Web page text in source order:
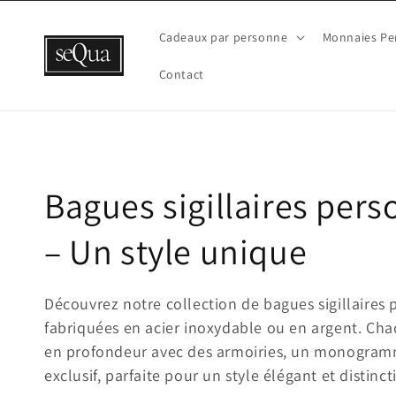
et
contenu
Cadeaux par personne Monnaies
Contact
C
o
l
l
Bagues sigillaires
– Un style unique
Découvrez notre collection de bagues sigillaires
fabriquées en acier inoxydable ou en argent.
en profondeur avec des armoiries, un
exclusif, parfaite pour un style élégant et